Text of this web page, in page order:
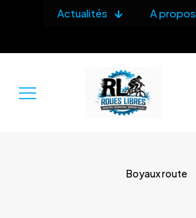
Actualités A propos
Boyaux route